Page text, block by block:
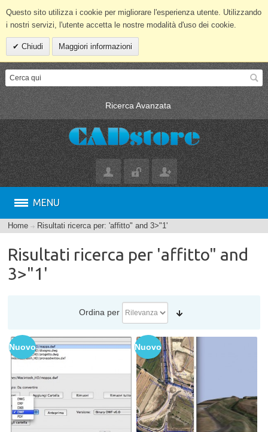
Questo sito utilizza i cookie per migliorare l'esperienza utente. Utilizzando
i nostri servizi, l'utente accetta le nostre modalità d'uso dei cookie.
Chiudi Maggiori informazioni
Ricerca Avanzata
MENU
Home Risultati ricerca per: 'affitto" and 3>"1'
Risultati ricerca per 'affitto" and
3>"1'
Ordina per
Nuovo Nuovo